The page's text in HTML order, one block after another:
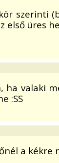
szerinti
első üres
ha valaki
:SS
a